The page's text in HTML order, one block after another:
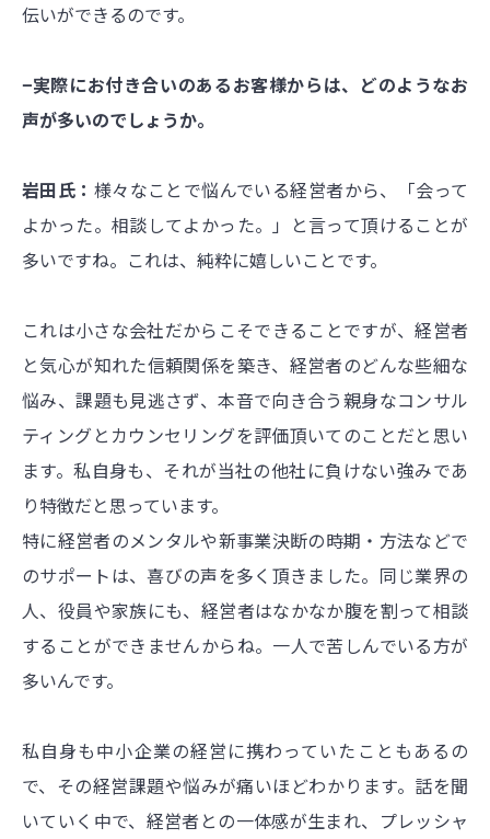
伝いができるのです。
−実際にお付き合いのあるお客様からは、どのようなお
声が多いのでしょうか。
岩田氏： 様々なことで悩んでいる経営者から、「会って
よかった。相談してよかった。」と言って頂けることが
多いですね。これは、純粋に嬉しいことです。
これは小さな会社だからこそできることですが、経営者
と気心が知れた信頼関係を築き、経営者のどんな些細な
悩み、課題も見逃さず、本音で向き合う親身なコンサル
ティングとカウンセリングを評価頂いてのことだと思い
ます。私自身も、それが当社の他社に負けない強みであ
り特徴だと思っています。
特に経営者のメンタルや新事業決断の時期・方法などで
のサポートは、喜びの声を多く頂きました。同じ業界の
人、役員や家族にも、経営者はなかなか腹を割って相談
することができませんからね。一人で苦しんでいる方が
多いんです。
私自身も中小企業の経営に携わっていたこともあるの
で、その経営課題や悩みが痛いほどわかります。話を聞
いていく中で、経営者との一体感が生まれ、プレッシャ